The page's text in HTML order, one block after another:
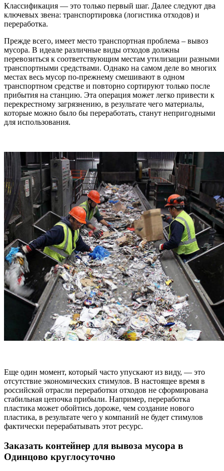
Классификация — это только первый шаг. Далее следуют два
ключевых звена: транспортировка (логистика отходов) и
переработка.
Прежде всего, имеет место транспортная проблема – вывоз
мусора. В идеале различные виды отходов должны
перевозиться к соответствующим местам утилизации разными
транспортными средствами. Однако на самом деле во многих
местах весь мусор по-прежнему смешивают в одном
транспортном средстве и повторно сортируют только после
прибытия на станцию. Эта операция может легко привести к
перекрестному загрязнению, в результате чего материалы,
которые можно было бы переработать, станут непригодными
для использования.
Еще один момент, который часто упускают из виду, — это
отсутствие экономических стимулов. В настоящее время в
российской отрасли переработки отходов не сформирована
стабильная цепочка прибыли. Например, переработка
пластика может обойтись дороже, чем создание нового
пластика, в результате чего у компаний не будет стимулов
фактически перерабатывать этот ресурс.
Заказать контейнер для вывоза мусора в
Одинцово круглосуточно